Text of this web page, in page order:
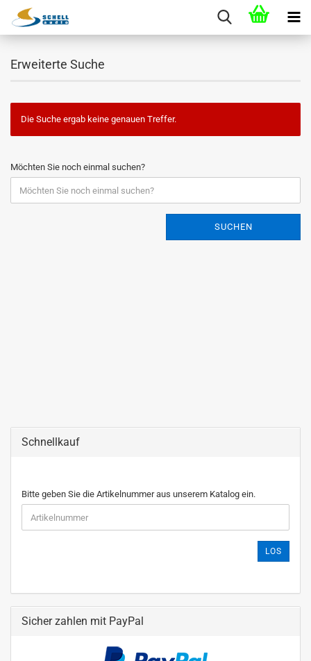
Erweiterte Suche
Die Suche ergab keine genauen Treffer.
Möchten Sie noch einmal suchen?
SUCHEN
Schnellkauf
Bitte geben Sie die Artikelnummer aus unserem Katalog ein.
LOS
Sicher zahlen mit PayPal